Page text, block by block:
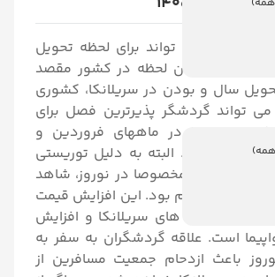
جذابی که می تواند برای لحظه تحویل
است که در آن لحظه در کشور مقصد
سال و بودن در سریلانکا، کشوری
تواند گردشگر پذیرترین فصل برای
مخصوصا در ماههای فروردین و
جذابی است. البته به دلیل توریستی
در فصل بهار مخصوصا در نوروز، شاهد
خواهیم بود. این افزایش قیمت
صاحبین هتل های سریلانکا و افزایش
است. علاقه گردشگران به سفر به
باعث ازدحام جمعیت مسافرین از